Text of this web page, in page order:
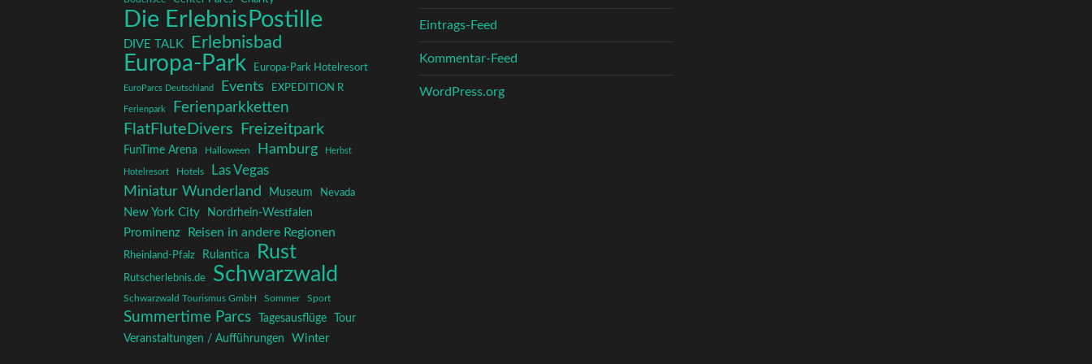
Die ErlebnisPostille
DIVE TALK Erlebnisbad
Europa-Park Europa-Park Hotelresort
EuroParcs Deutschland Events EXPEDITION R
Ferienpark Ferienparkketten
FlatFluteDivers Freizeitpark
FunTime Arena Halloween Hamburg Herbst
Hotelresort Hotels
Las Vegas
Miniatur Wunderland
Museum Nevada
New York City Nordrhein-Westfalen
Prominenz Reisen in andere Regionen
Rheinland-Pfalz Rulantica Rust
Rutscherlebnis.de Schwarzwald
Schwarzwald Tourismus GmbH Sommer Sport
Summertime Parcs Tagesausflüge
Tour
Veranstaltungen / Aufführungen
Winter
Eintrags-Feed
Kommentar-Feed
WordPress.org